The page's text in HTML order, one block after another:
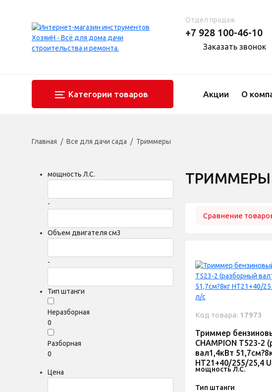
Отдел продаж
+7 928 100-46-10
Заказать звонок
Категории товаров Акции О
Главная Все для дачи сада Триммеры
мощность Л.С.
-
Объем двигателя см3
-
Тип штанги
Неразборная
0
Разборная
0
Цена
ТРИММЕРЫ
Сравнение
Код товара: 17973
Триммер
CHAMPION Т523-2
вал1,4кВт
HT21+40/255/25,4
мощность Л.С.
Тип штанги